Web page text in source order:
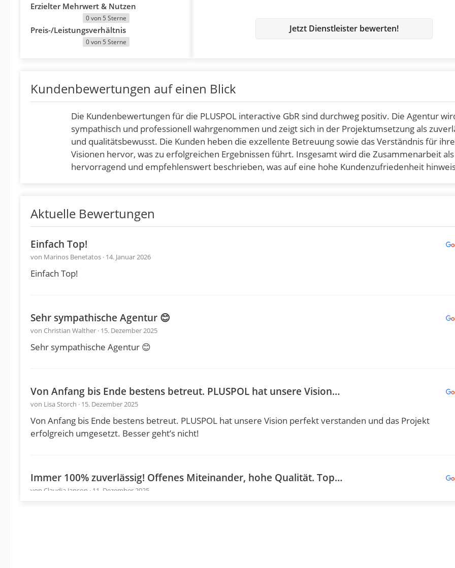
Erzielter Mehrwert & Nutzen
0 von 5 Sterne
Preis-/Leistungsverhältnis
0 von 5 Sterne
Jetzt Dienstleister bewerten!
Kundenbewertungen auf einen Blick
Die Kundenbewertungen für die PLUSPOL interactive GbR sind durchweg positiv. Die Agentur
sympathisch und professionell wahrgenommen und zeigt sich in der Projektumsetzung als
und qualitätsbewusst. Die Kunden heben die exzellente Betreuung sowie das Verständnis für ihre
Visionen hervor, was zu erfolgreichen Ergebnissen führt. Insgesamt wird die Zusammenarbeit als
hervorragend und empfehlenswert beschrieben, was auf eine hohe Kundenzufriedenheit
Aktuelle Bewertungen
Einfach Top!
von Marinos Benetatos · 14. Januar 2026
Einfach Top!
Sehr sympathische Agentur 😊
von Christian Walther · 15. Dezember 2025
Sehr sympathische Agentur 😊
Von Anfang bis Ende bestens betreut. PLUSPOL hat unsere Vision…
von Lisa Storch · 15. Dezember 2025
Von Anfang bis Ende bestens betreut. PLUSPOL hat unsere Vision perfekt verstanden und das Projekt
erfolgreich umgesetzt. Besser geht’s nicht!
Immer 100% zuverlässig! Offenes Miteinander, hohe Qualität. Top…
von Claudia Janson · 11. Dezember 2025